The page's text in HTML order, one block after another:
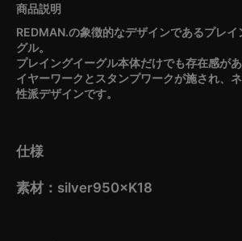
REDMAN.の象徴的なデザインであるプレ
グル。
プレイングイーグル本体だけでも存在感が
イヤーワークとスタンプワークが施され、
性派デザインです。
仕様
素材：silver950×K18